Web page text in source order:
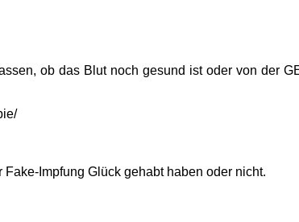
ob das Blut noch gesund ist oder von der
Impfung Glück gehabt haben oder nicht.